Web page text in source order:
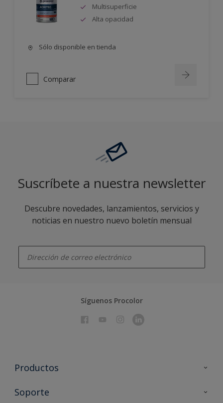
Multisuperficie
Alta opacidad
Sólo disponible en tienda
Comparar
Suscríbete a nuestra newsletter
Descubre novedades, lanzamientos, servicios y
noticias en nuestro nuevo boletín mensual
Síguenos Procolor
Productos
Todos los productos
Soporte